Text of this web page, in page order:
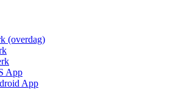
(overdag)
App
App